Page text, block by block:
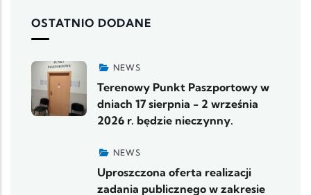
OSTATNIO DODANE
NEWS
Terenowy Punkt Paszportowy w
dniach 17 sierpnia - 2 września
2026 r. będzie nieczynny.
NEWS
Uproszczona oferta realizacji
zadania publicznego w zakresie